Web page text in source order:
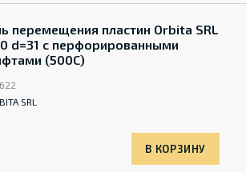
перемещения пластин Orbita SRL
d=31 с перфорированными
(500C)
SRL
В КОРЗИНУ